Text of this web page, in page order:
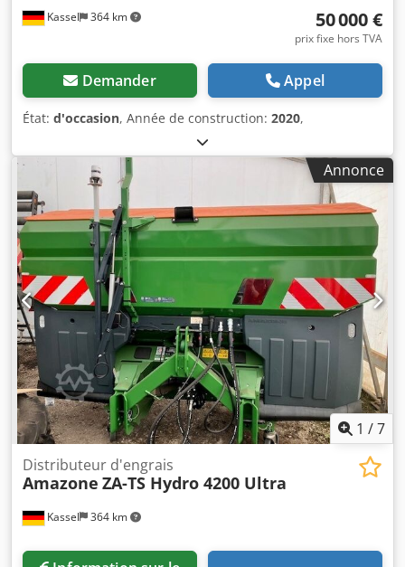
Kassel 364 km 50 000 €
prix fixe hors TVA
Demander Appel
État: d'occasion, Année de construction: 2020,
Annonce
1 /7
Kassel 364 km
Distributeur d'engrais
Amazone ZA-TS Hydro 4200 Ultra